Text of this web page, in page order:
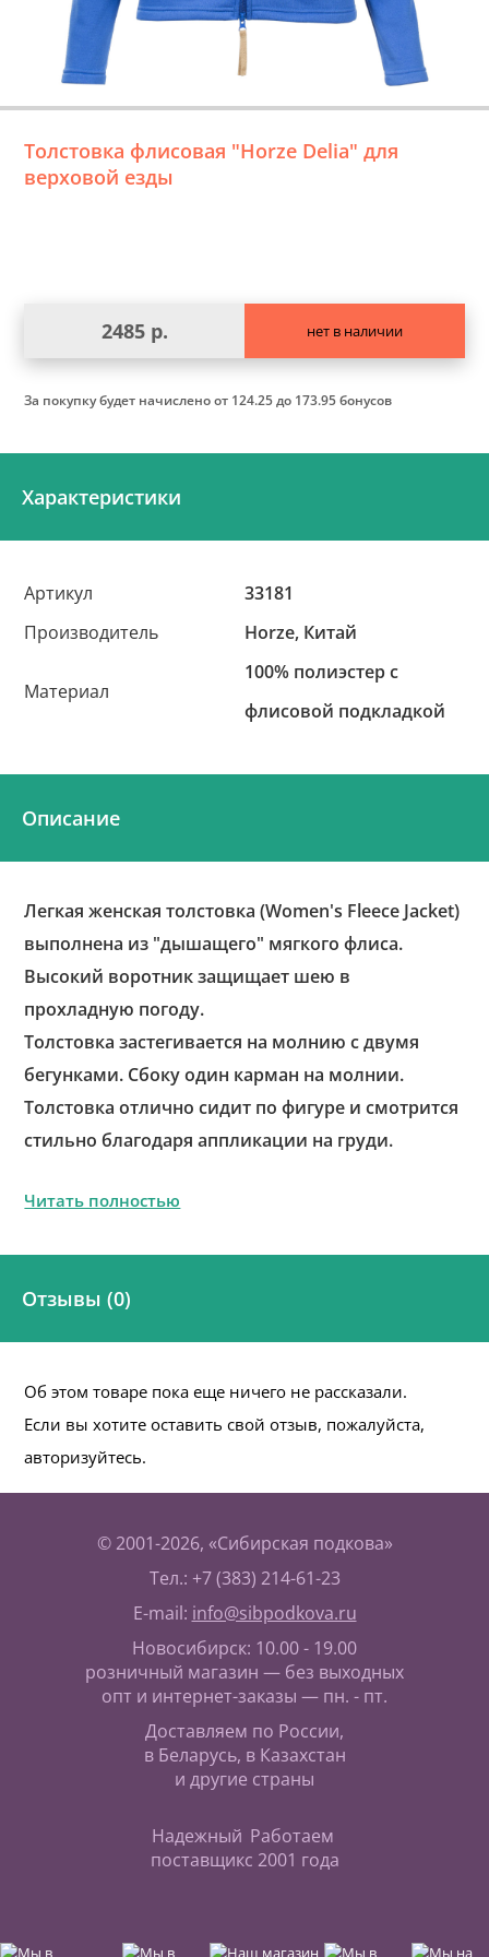
Толстовка флисовая "Horze Delia" для
верховой езды
2485 р. нет в наличии
За покупку будет начисленоот 124.25 до 173.95 бонусов
Характеристики
Артикул
33181
Производитель
Horze, Китай
Материал
100% полиэстер с
флисовой подкладкой
Описание
Легкая женская толстовка (Women's Fleece Jacket)
выполнена из "дышащего" мягкого флиса.
Высокий воротник защищает шею в
прохладную погоду.
Толстовка застегивается на молнию с двумя
бегунками. Сбоку один карман на молнии.
Толстовка отлично сидит по фигуре и смотрится
стильно благодаря аппликации на груди.
Читать полностью
Отзывы (0)
Об этом товаре пока еще ничего не рассказали.
Если вы хотите оставить свой отзыв, пожалуйста,
авторизуйтесь.
© 2001-2026, «Сибирская подкова»
Тел.: +7 (383) 214-61-23
E-mail: info@sibpodkova.ru
Новосибирск: 10.00 - 19.00
розничный магазин — без выходных
опт и интернет-заказы — пн. - пт.
Доставляем по России,
в Беларусь, в Казахстан
и другие страны
Надежный
поставщик
Работаем
с 2001 года